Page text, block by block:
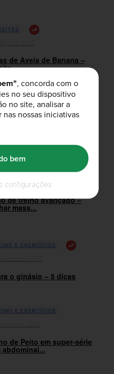
de Aveia de Banana –
E NUTRIÇÃO
2018
2018
de treino avançado –
mass...
E EXERCÍCIOS
o ginásio – 5 dicas
E EXERCÍCIOS
de Peito em super-série
abdominai...
, concorda com o
no seu dispositivo
no site, analisar a
nossas iniciativas
configurações
bem